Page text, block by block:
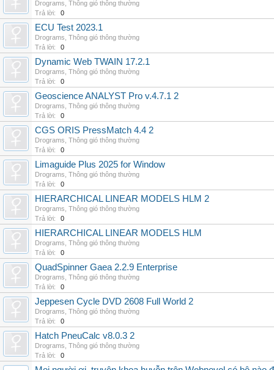
Drograms Thông gió thông thường
Trả lời:
0
ECU Test 2023.1
Drograms Thông gió thông thường
Trả lời:
0
Dynamic Web TWAIN 17.2.1
Drograms Thông gió thông thường
Trả lời:
0
Geoscience ANALYST Pro v.4.7.1 2
Drograms Thông gió thông thường
Trả lời:
0
CGS ORIS PressMatch 4.4 2
Drograms Thông gió thông thường
Trả lời:
0
Limaguide Plus 2025 for Window
Drograms Thông gió thông thường
Trả lời:
0
HIERARCHICAL LINEAR MODELS HLM 2
Drograms Thông gió thông thường
Trả lời:
0
HIERARCHICAL LINEAR MODELS HLM
Drograms Thông gió thông thường
Trả lời:
0
QuadSpinner Gaea 2.2.9 Enterprise
Drograms Thông gió thông thường
Trả lời:
0
Jeppesen Cycle DVD 2608 Full World 2
Drograms Thông gió thông thường
Trả lời:
0
Hatch PneuCalc v8.0.3 2
Drograms Thông gió thông thường
Trả lời:
0